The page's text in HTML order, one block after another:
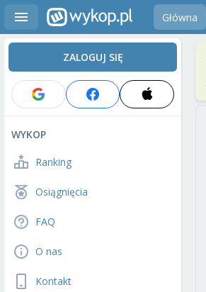
Główna
ZALOGUJ SIĘ
WYKOP
Ranking
Osiągnięcia
FAQ
O nas
Kontakt